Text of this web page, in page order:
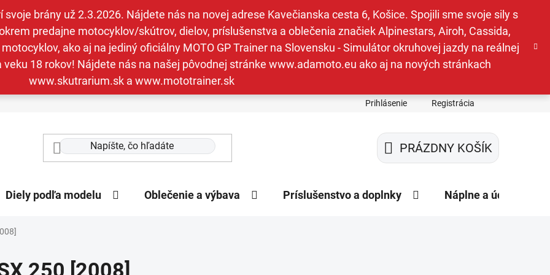
brány už 2.3.2026. Nájdete nás na novej adrese Kavečianska cesta 6, Košice. Spojili sme svoje sily s
predajne motocyklov/skútrov, dielov, príslušenstva a oblečenia značiek Alpinestars, Airoh, Cassida,
ako aj na jediný oficiálny MOTO GP Trainer na Slovensku - Simulátor okruhovej jazdy na reálnej
18 rokov! Nájdete nás na našej pôvodnej stránke www.adamoto.eu ako aj na nových stránkach
www.skutrarium.sk a www.mototrainer.sk
Prihlásenie Registrácia
NÁKUPNÝ
KOŠÍK
PRÁZDNY KOŠÍK
Diely podľa modelu Oblečenie a výbava Príslušenstvo a doplnky Náplne a údržba
250 [2008]